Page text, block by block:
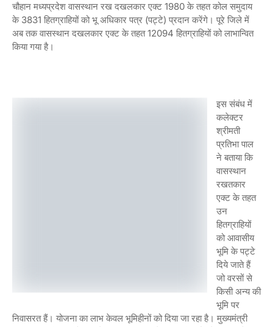
चौहान मध्यप्रदेश वासस्थान रख दखलकार एक्ट 1980 के तहत कोल समुदाय
के 3831 हितग्राहियों को भू अधिकार पत्र (पट्टे) प्रदान करेंगे। पूरे जिले में
अब तक वासस्थान दखलकार एक्ट के तहत 12094 हितग्राहियों को लाभान्वित
किया गया है।
इस संबंध में
कलेक्टर
श्रीमती
प्रतिभा पाल
ने बताया कि
वासस्थान
रखतकार
एक्ट के तहत
उन
हितग्राहियों
को आवासीय
भूमि के पट्टे
दिये जाते हैं
जो वरसों से
किसी अन्य की
भूमि पर
निवासरत हैं। योजना का लाभ केवल भूमिहीनों को दिया जा रहा है। मुख्यमंत्री